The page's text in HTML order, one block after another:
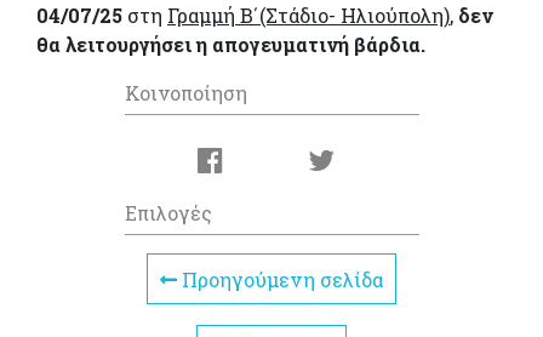
04/07/25 στη Γραμμή Β΄(Στάδιο- Ηλιούπολη), δεν
θα λειτουργήσει η απογευματινή βάρδια.
Κοινοποίηση
Επιλογές
Προηγούμενη σελίδα